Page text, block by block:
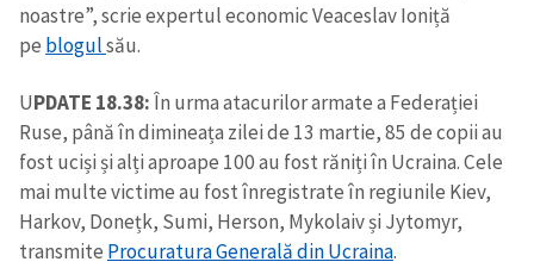
noastre”, scrie expertul economic Veaceslav Ioniță
pe blogulsău.
UPDATE 18.38:În urma atacurilor armate a Federației
Ruse, până în dimineața zilei de 13 martie, 85 de copii au
fost uciși și alți aproape 100 au fost răniți în Ucraina. Cele
mai multe victime au fost înregistrate în regiunile Kiev,
Harkov, Donețk, Sumi, Herson, Mykolaiv și Jytomyr,
transmite Procuratura Generală din Ucraina.